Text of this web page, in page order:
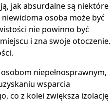
jak absurdalne są niektóre
osoba może być
nie powinno być
i zna swoje otoczenie.
niepełnosprawnym,
wsparcia
co z kolei zwiększa izolację